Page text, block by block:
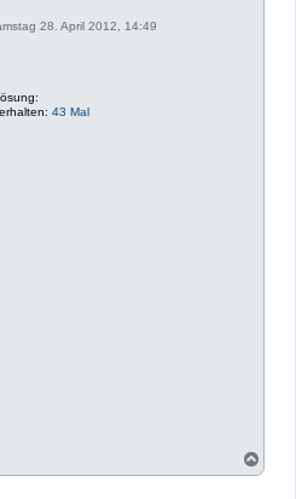
28. April 2012, 14:49
43 Mal
a